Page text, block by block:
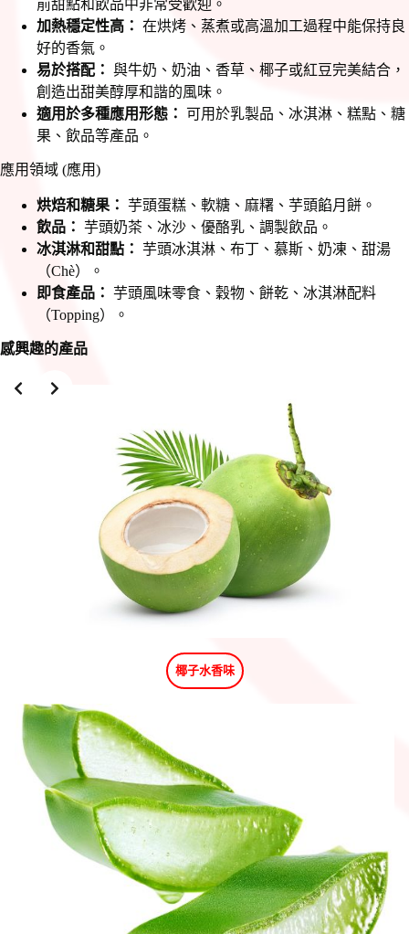
前甜點和飲品中非常受歡迎。
加熱穩定性高： 在烘烤、蒸煮或高溫加工過程中能保持良
好的香氣。
易於搭配： 與牛奶、奶油、香草、椰子或紅豆完美結合，
創造出甜美醇厚和諧的風味。
適用於多種應用形態： 可用於乳製品、冰淇淋、糕點、糖
果、飲品等產品。
應用領域 (應用)
烘焙和糖果： 芋頭蛋糕、軟糖、麻糬、芋頭餡月餅。
飲品： 芋頭奶茶、冰沙、優酪乳、調製飲品。
冰淇淋和甜點： 芋頭冰淇淋、布丁、慕斯、奶凍、甜湯
（Chè）。
即食產品： 芋頭風味零食、穀物、餅乾、冰淇淋配料
（Topping）。
感興趣的產品
椰子水香味